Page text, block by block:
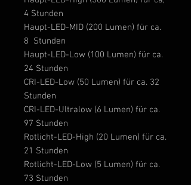
4 Stunden
Haupt-LED-MID (200 Lumen) für ca.
8 Stunden
Haupt-LED-Low (100 Lumen) für ca.
24 Stunden
CRI-LED-Low (50 Lumen) für ca. 32
Stunden
CRI-LED-Ultralow (6 Lumen) für ca.
97 Stunden
Rotlicht-LED-High (20 Lumen) für ca.
21 Stunden
Rotlicht-LED-Low (5 Lumen) für ca.
73 Stunden